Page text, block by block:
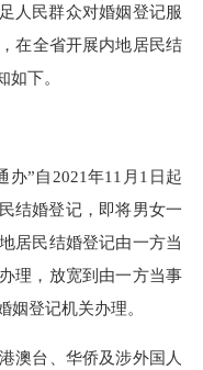
人民群众对婚姻登记服
，在全省开展内地居民结
如下。
办”自2021年11月1日起
结婚登记， 即将男女一
居民结婚登记由一方当
理 ， 放宽到 由一方当事
姻登记机关办理。
澳台、华侨及涉外国人